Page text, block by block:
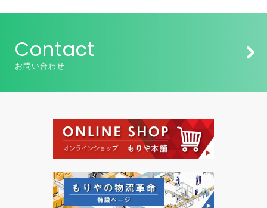
Contact
お問い合わせ